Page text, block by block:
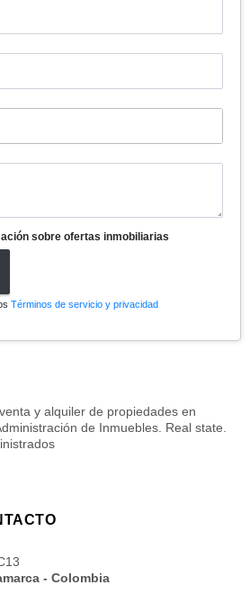
sobre ofertas inmobiliarias
Términos de servicio y privacidad
y alquiler de propiedades en
de Inmuebles. Real state.
- Colombia